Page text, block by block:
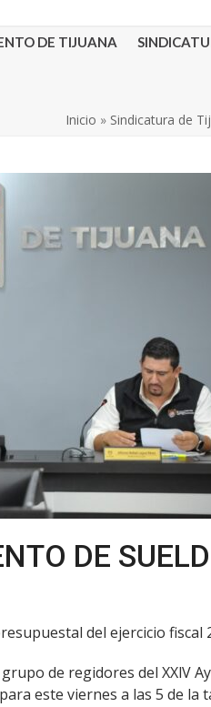
DE TIJUANA
Inicio » Sindicatura de
DE
del ejercicio
de regidores del
este viernes a las 5 de la